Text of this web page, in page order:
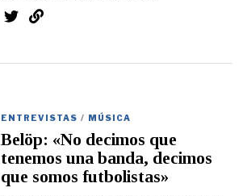
ENTREVISTAS / MÚSICA
Belöp: «No decimos que
tenemos una banda, decimos
que somos futbolistas»